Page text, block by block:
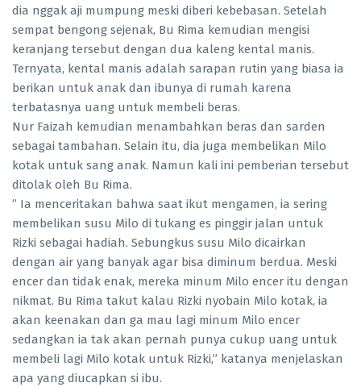
dia nggak aji mumpung meski diberi kebebasan. Setelah
sempat bengong sejenak, Bu Rima kemudian mengisi
keranjang tersebut dengan dua kaleng kental manis.
Ternyata, kental manis adalah sarapan rutin yang biasa ia
berikan untuk anak dan ibunya di rumah karena
terbatasnya uang untuk membeli beras.
Nur Faizah kemudian menambahkan beras dan sarden
sebagai tambahan. Selain itu, dia juga membelikan Milo
kotak untuk sang anak. Namun kali ini pemberian tersebut
ditolak oleh Bu Rima.
” Ia menceritakan bahwa saat ikut mengamen, ia sering
membelikan susu Milo di tukang es pinggir jalan untuk
Rizki sebagai hadiah. Sebungkus susu Milo dicairkan
dengan air yang banyak agar bisa diminum berdua. Meski
encer dan tidak enak, mereka minum Milo encer itu dengan
nikmat. Bu Rima takut kalau Rizki nyobain Milo kotak, ia
akan keenakan dan ga mau lagi minum Milo encer
sedangkan ia tak akan pernah punya cukup uang untuk
membeli lagi Milo kotak untuk Rizki,” katanya menjelaskan
apa yang diucapkan si ibu.